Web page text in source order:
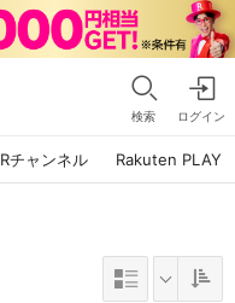
検索 ログイン
Rチャンネル Rakuten PLAY